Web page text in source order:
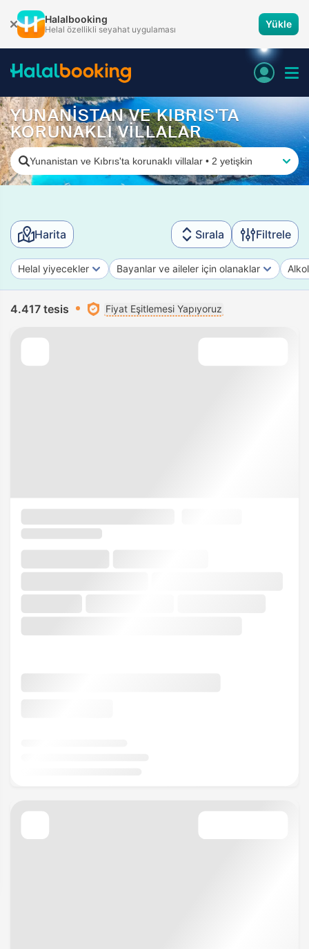
Halalbooking
Helal özellikli seyahat uygulaması Yükle
YUNANİSTAN VE KIBRIS'TA
KORUNAKLI VİLLALAR
Yunanistan ve Kıbrıs'ta korunaklı villalar • 2 yetişkin
Harita Sırala Filtrele
Helal yiyecekler Bayanlar ve aileler için olanaklar
4.417 tesis Fiyat Eşitlemesi Yapıyoruz